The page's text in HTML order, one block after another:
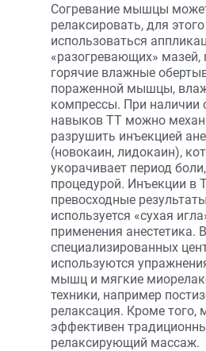
Согревание мышцы
релаксировать, для
использоваться
«разогревающих» мазей,
горячие влажные
пораженной мышцы,
компрессы. При наличии
навыков ТТ можно
разрушить инъекцией
(новокаин, лидокаин),
укорачивает период
процедурой. Инъекции в
превосходные
используется «сухая
применения анестетика. В
специализированных
используются
мышц и мягкие
техники, например
релаксация. Кроме того,
эффективен
релаксирующий массаж.